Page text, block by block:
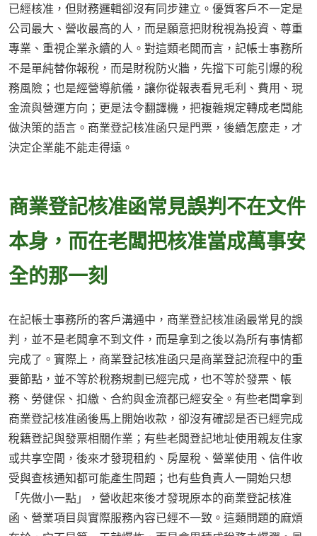
已經核准，但財務邏輯卻沒有同步建立。優質客戶不一定是
公司最大、營收最高的人，而是願意把財稅視為投資、尊重
專業、重視企業永續的人。對這類老闆而言，記帳士事務所
不是單純替你報稅，而是財稅防火牆，先擋下可能引爆的稅
務風險；也是經營導航儀，讓你從報表看見毛利、費用、現
金流與營運方向；更是法令翻譯機，把複雜規定轉成老闆能
做決策的語言。商業登記核准函只是門票，後續怎麼走，才
決定企業能不能走得遠。
商業登記核准函常見誤判不在文件
本身，而在老闆把核准當成萬事安
全的那一刻
在記帳士事務所的客戶溝通中，商業登記核准函最常見的誤
判，並不是老闆拿不到文件，而是拿到之後以為所有事情都
完成了。實際上，商業登記核准函只是商業登記流程中的重
要節點，並不等於稅務規劃已經完成，也不等於發票、帳
務、勞健保、扣繳、合約與金流都已經安全。有些老闆拿到
商業登記核准函後馬上開始收款，卻沒有確認是否已經完成
稅籍登記與發票相關作業；有些老闆登記地址使用親友住家
或共享空間，後來才發現租約、房屋稅、營業使用、信件收
受與查核通知都可能產生問題；也有些負責人一開始只想
「先做小一點」，營收起來後才發現原本的商業登記核准
函、營業項目與實際服務內容已經不一致。這類問題的麻煩